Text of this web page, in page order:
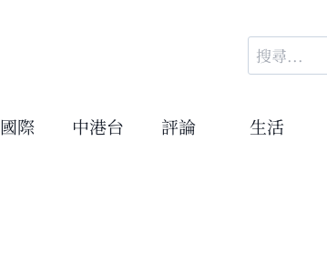
搜
尋
鍵
國際 中港台 評論 生活